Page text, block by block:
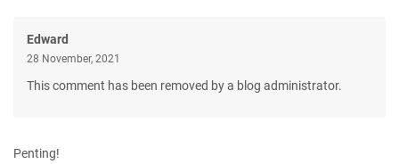
Edward
28 November, 2021
This comment has been removed by a blog administrator.
Penting!